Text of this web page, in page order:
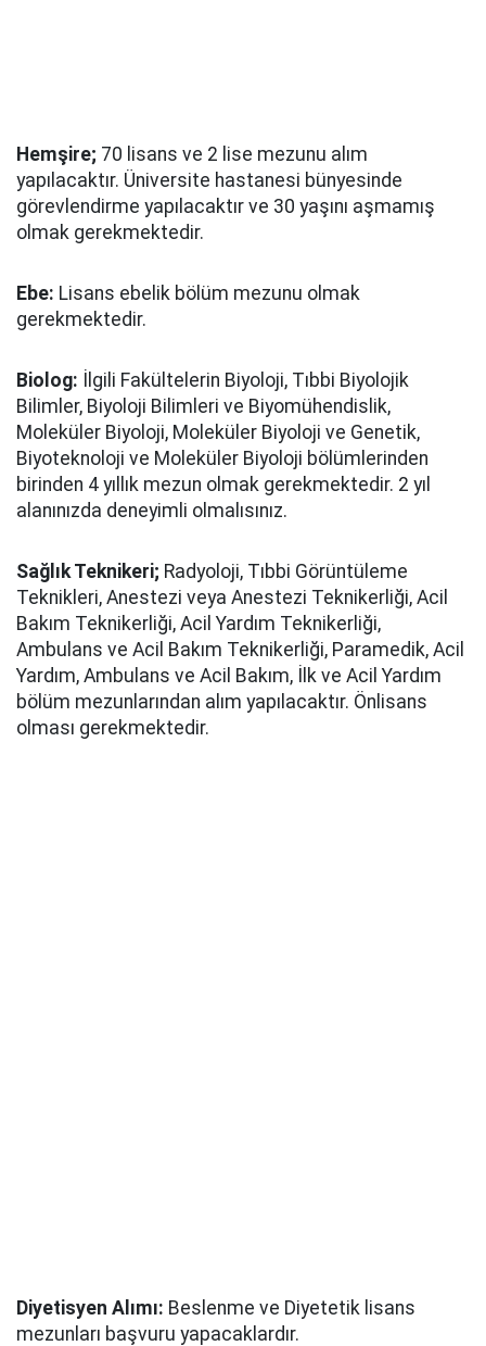
Hemşire; 70 lisans ve 2 lise mezunu alım
yapılacaktır. Üniversite hastanesi bünyesinde
görevlendirme yapılacaktır ve 30 yaşını aşmamış
olmak gerekmektedir.
Ebe: Lisans ebelik bölüm mezunu olmak
gerekmektedir.
Biolog: İlgili Fakültelerin Biyoloji, Tıbbi Biyolojik
Bilimler, Biyoloji Bilimleri ve Biyomühendislik,
Moleküler Biyoloji, Moleküler Biyoloji ve Genetik,
Biyoteknoloji ve Moleküler Biyoloji bölümlerinden
birinden 4 yıllık mezun olmak gerekmektedir. 2 yıl
alanınızda deneyimli olmalısınız.
Sağlık Teknikeri; Radyoloji, Tıbbi Görüntüleme
Teknikleri, Anestezi veya Anestezi Teknikerliği, Acil
Bakım Teknikerliği, Acil Yardım Teknikerliği,
Ambulans ve Acil Bakım Teknikerliği, Paramedik, Acil
Yardım, Ambulans ve Acil Bakım, İlk ve Acil Yardım
bölüm mezunlarından alım yapılacaktır. Önlisans
olması gerekmektedir.
Diyetisyen Alımı: Beslenme ve Diyetetik lisans
mezunları başvuru yapacaklardır.